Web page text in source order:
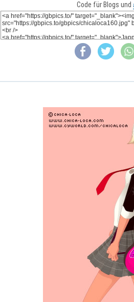
Code für Blogs und